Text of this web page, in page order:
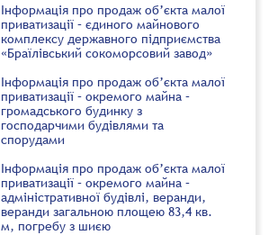
Інформація про продаж об’єкта малої
приватизації – єдиного майнового
комплексу державного підприємства
«Браїлівський сокоморсовий завод»
Інформація про продаж об’єкта малої
приватизації – окремого майна –
громадського будинку з
господарчими будівлями та
спорудами
Інформація про продаж об’єкта малої
приватизації – окремого майна –
адміністративної будівлі, веранди,
веранди загальною площею 83,4 кв.
м, погребу з шиєю